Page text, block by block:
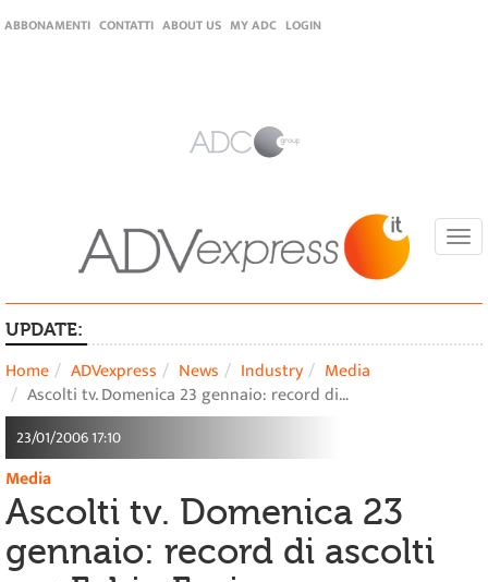
ABBONAMENTI CONTATTI ABOUT US MY ADC LOGIN
UPDATE:
Home ADVexpress News Industry
Media
Ascolti tv. Domenica 23 gennaio: record di…
23/01/2006 17:10
Media
Ascolti tv. Domenica 23
gennaio: record di ascolti